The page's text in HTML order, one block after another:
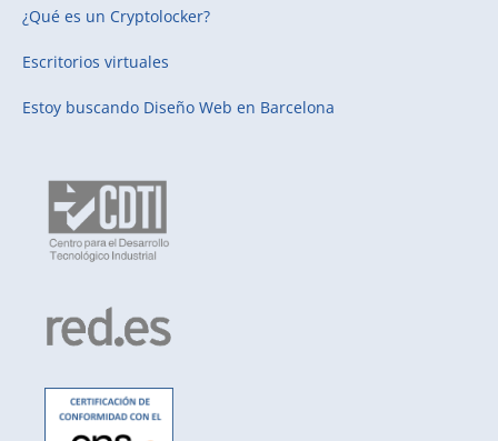
¿Qué es un Cryptolocker?
Escritorios virtuales
Estoy buscando Diseño Web en Barcelona